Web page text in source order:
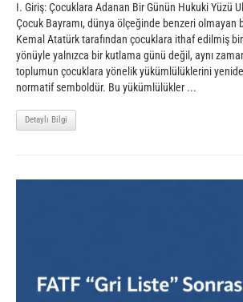
I. Giriş: Çocuklara Adanan Bir Günün Hukuki Yüzü
Çocuk Bayramı, dünya ölçeğinde benzeri olmayan
Kemal Atatürk tarafından çocuklara ithaf edilmiş
yönüyle yalnızca bir kutlama günü değil, aynı
toplumun çocuklara yönelik yükümlülüklerini
normatif semboldür. Bu yükümlülükler ...
Detaylı Bilgi